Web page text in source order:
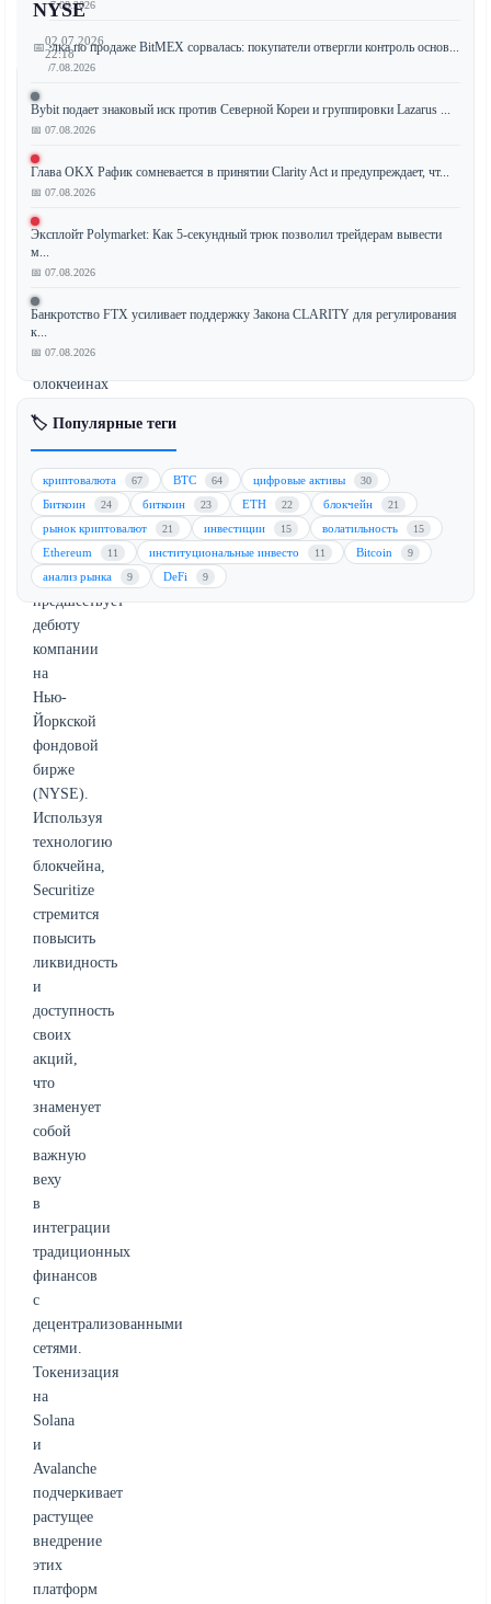
NYSE
📅02.07.2026
22:18
ведущая
платформа
токенизации,
токенизировала
собственных
акций
на
блокчейнах
(SOL)
и
Avalanche
(AVAX).
Этот
стратегический
шаг
предшествует
дебюту
компании
на
Нью-
Йоркской
фондовой
бирже
(NYSE).
Используя
технологию
блокчейна,
Securitize
стремится
повысить
ликвидность
и
доступность
своих
акций,
что
знаменует
собой
важную
веху
в
интеграции
традиционных
финансов
с
децентрализованными
сетями.
Токенизация
на
Solana
и
Avalanche
подчеркивает
растущее
внедрение
этих
платформ
📅 07.08.2026
Сделка по продаже BitMEX сорвалась: покупатели отвергли контроль основ...
📅 07.08.2026
Bybit подает знаковый иск против Северной Кореи и группировки Lazarus ...
📅 07.08.2026
Глава OKX Рафик сомневается в принятии Clarity Act и предупреждает, чт...
📅 07.08.2026
Эксплойт Polymarket: Как 5-секундный трюк позволил трейдерам вывести
м...
📅 07.08.2026
Банкротство FTX усиливает поддержку Закона CLARITY для регулирования
к...
📅 07.08.2026
🏷️ Популярные теги
криптовалюта 67 BTC 64 цифровые активы 30
Биткоин 24 биткоин 23 ETH 22 блокчейн 21
рынок криптовалют 21 инвестиции 15 волатильность 15
Ethereum 11 институциональные инвесто 11 Bitcoin 9
анализ рынка 9 DeFi 9